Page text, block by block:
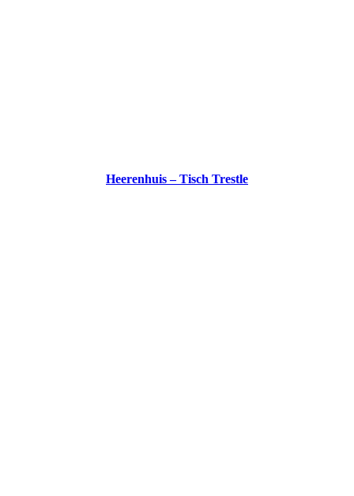
Heerenhuis – Tisch Trestle